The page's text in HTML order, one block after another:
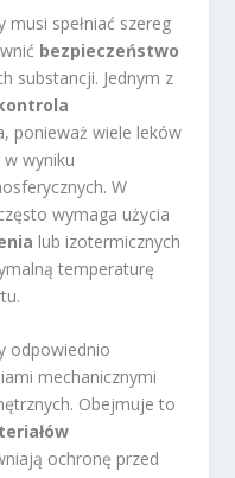
spełniać szereg
bezpieczeństwo
substancji. Jednym z
ponieważ wiele leków
wyniku
W
wymaga użycia
lub izotermicznych
temperaturę
odpowiednio
mechanicznymi
Obejmuje to
ochronę przed